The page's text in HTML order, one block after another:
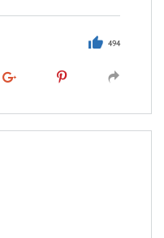
494